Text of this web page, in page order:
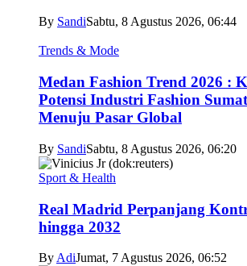
By SandiSabtu, 8 Agustus 2026, 06:44
Trends & Mode
Medan Fashion Trend 2026 :
Potensi Industri Fashion
Menuju Pasar Global
By SandiSabtu, 8 Agustus 2026, 06:20
Sport & Health
Real Madrid Perpanjang
hingga 2032
By AdiJumat, 7 Agustus 2026, 06:52